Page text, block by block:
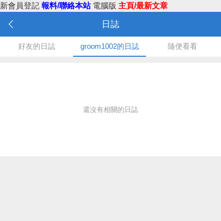
新會員登記 報料/聯絡本站 電腦版 主頁/最新文章
日誌
好友的日誌 groom1002的日誌 隨便看看
還沒有相關的日誌